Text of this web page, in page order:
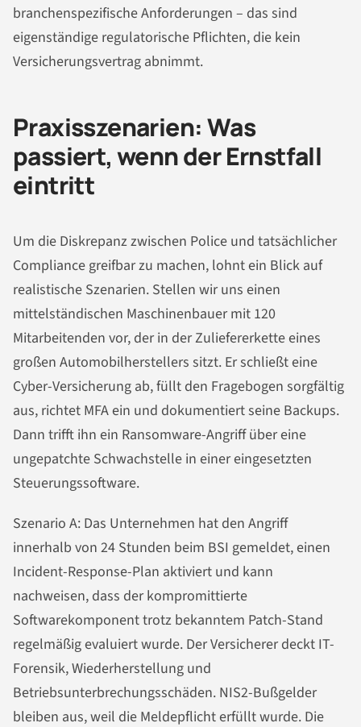
branchenspezifische Anforderungen – das sind
eigenständige regulatorische Pflichten, die kein
Versicherungsvertrag abnimmt.
Praxisszenarien: Was
passiert, wenn der Ernstfall
eintritt
Um die Diskrepanz zwischen Police und tatsächlicher
Compliance greifbar zu machen, lohnt ein Blick auf
realistische Szenarien. Stellen wir uns einen
mittelständischen Maschinenbauer mit 120
Mitarbeitenden vor, der in der Zuliefererkette eines
großen Automobilherstellers sitzt. Er schließt eine
Cyber-Versicherung ab, füllt den Fragebogen sorgfältig
aus, richtet MFA ein und dokumentiert seine Backups.
Dann trifft ihn ein Ransomware-Angriff über eine
ungepatchte Schwachstelle in einer eingesetzten
Steuerungssoftware.
Szenario A: Das Unternehmen hat den Angriff
innerhalb von 24 Stunden beim BSI gemeldet, einen
Incident-Response-Plan aktiviert und kann
nachweisen, dass der kompromittierte
Softwarekomponent trotz bekanntem Patch-Stand
regelmäßig evaluiert wurde. Der Versicherer deckt IT-
Forensik, Wiederherstellung und
Betriebsunterbrechungsschäden. NIS2-Bußgelder
bleiben aus, weil die Meldepflicht erfüllt wurde. Die